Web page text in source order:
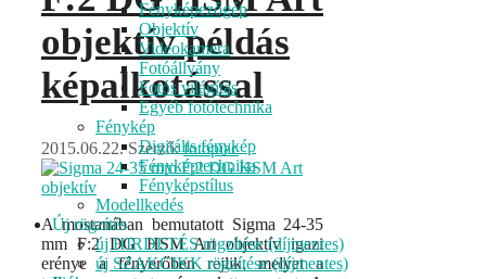
Fényképezőgép
Objektív
Videokamera
Fotóállvány
Fotós világítás
Egyéb fotótechnika
Fénykép
Digitális fénykép
Fényképtechnika
Fényképstílus
Modellkedés
Új rögzítés
új HIRDETÉS rögzítése (díjmentes)
új SZAKCIKK rögzítése (díjmentes)
objektív példás
képalkotással
2015.06.22. Szerző:fotopiac
A mostanában bemutatott Sigma 24-35
mm F:2 DG HSM Art objektív igazi
erénye a fényerőben rejlik, melyet a